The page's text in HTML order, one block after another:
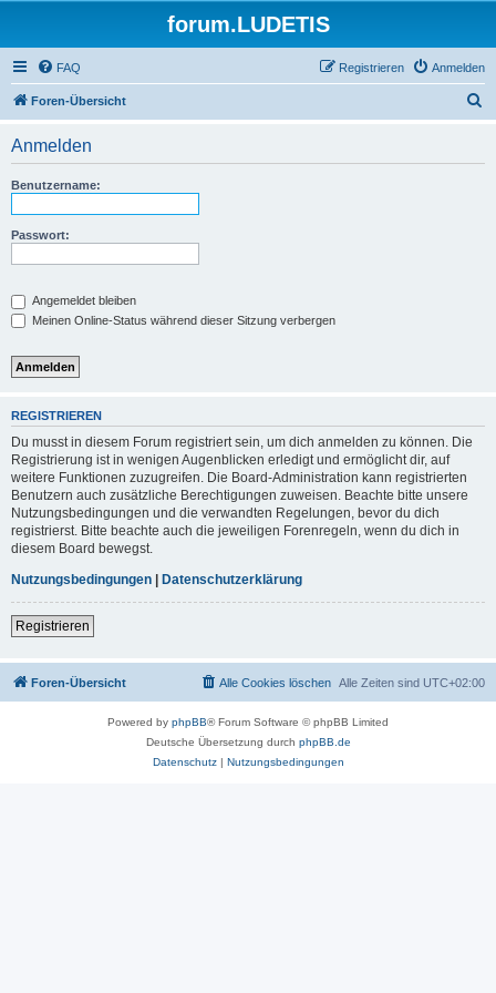
forum.LUDETIS
FAQ Anmelden
Registrieren
Foren-Übersicht
Anmelden
Benutzername:
Passwort:
Angemeldet bleiben
Meinen Online-Status während dieser Sitzung verbergen
REGISTRIEREN
Du musst in diesem Forum registriert sein, um dich anmelden zu können. Die
Registrierung ist in wenigen Augenblicken erledigt und ermöglicht dir, auf
weitere Funktionen zuzugreifen. Die Board-Administration kann registrierten
Benutzern auch zusätzliche Berechtigungen zuweisen. Beachte bitte unsere
Nutzungsbedingungen und die verwandten Regelungen, bevor du dich
registrierst. Bitte beachte auch die jeweiligen Forenregeln, wenn du dich in
diesem Board bewegst.
Nutzungsbedingungen | Datenschutzerklärung
Registrieren
Foren-Übersicht Alle Zeiten sind UTC+02:00
Alle Cookies löschen
Powered by phpBB® Forum Software © phpBB Limited
Deutsche Übersetzung durch phpBB.de
Datenschutz| Nutzungsbedingungen